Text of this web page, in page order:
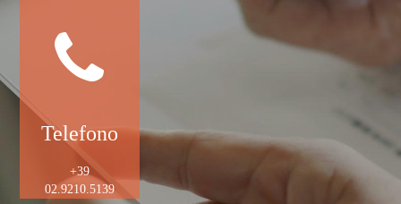
Telefono
+39
02.9210.5139